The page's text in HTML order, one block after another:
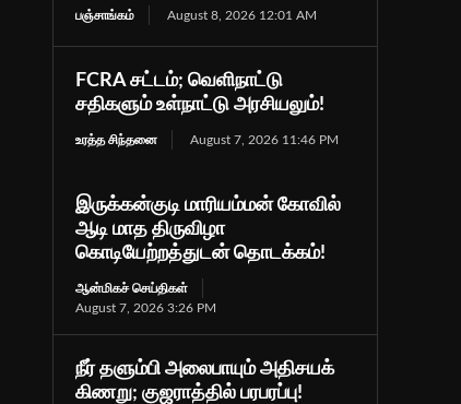
பஞ்சாங்கம் August 8, 2026 12:01 AM
FCRA சட்டம்; வெளிநாட்டு
சதிகளும் உள்நாட்டு அரசியலும்!
உரத்த சிந்தனை August 7, 2026 11:46 PM
இருக்கன்குடி மாரியம்மன் கோவில்
ஆடி மாத திருவிழா
கொடியேற்றத்துடன் தொடக்கம்!
ஆன்மிகச் செய்திகள்
August 7, 2026 3:26 PM
நீர் தளும்பி அலைபாயும் அதிசயக்
கிணறு; குஜராத்தில் பரபரப்பு!